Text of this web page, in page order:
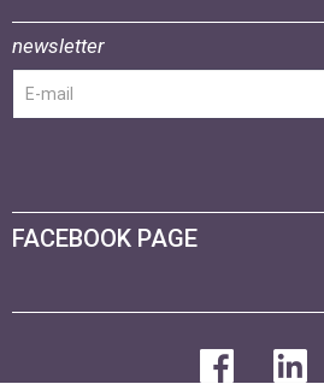
newsletter
FACEBOOK PAGE